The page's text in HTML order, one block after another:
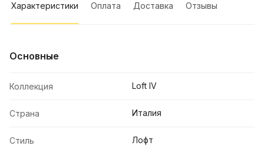
Характеристики Оплата Доставка Отзывы
Основные
Коллекция Loft IV
Страна Италия
Стиль Лофт